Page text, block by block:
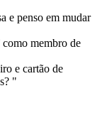
e penso em mudar
como membro de
e cartão de
"